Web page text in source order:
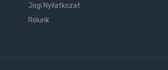
Jogi Nyilatkozat
Rólunk